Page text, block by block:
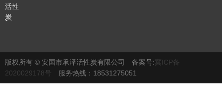
活性
炭
版权所有 © 安国市承泽活性炭有限公司 备案号: 冀ICP备
2020029178号 服务热线：18531275051